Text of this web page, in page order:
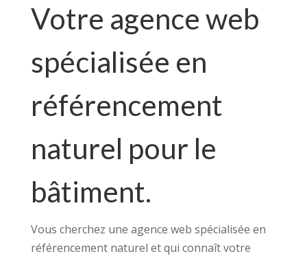
Votre agence web
spécialisée en
référencement
naturel pour le
bâtiment.
Vous cherchez une agence web spécialisée en
référencement naturel et qui connaît votre